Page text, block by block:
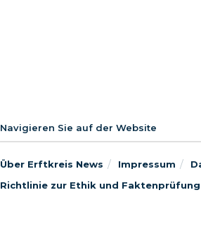
Navigieren Sie auf der Website
Über Erftkreis News Impressum
Richtlinie zur Ethik und Faktenprüfung